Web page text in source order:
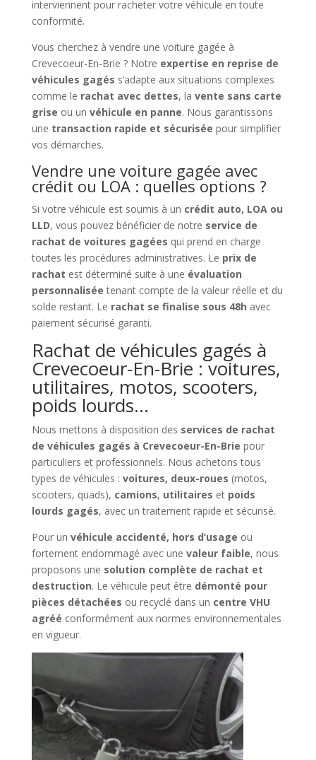
interviennent pour racheter votre véhicule en toute
conformité.
Vous cherchez à vendre une voiture gagée à
Crevecoeur-En-Brie ? Notre expertise en reprise de
véhicules gagés s’adapte aux situations complexes
comme le rachat avec dettes, la vente sans carte
grise ou un véhicule en panne. Nous garantissons
une transaction rapide et sécurisée pour simplifier
vos démarches.
Vendre une voiture gagée avec
crédit ou LOA : quelles options ?
Si votre véhicule est soumis à un crédit auto, LOA ou
LLD, vous pouvez bénéficier de notre service de
rachat de voitures gagées qui prend en charge
toutes les procédures administratives. Le prix de
rachat est déterminé suite à une évaluation
personnalisée tenant compte de la valeur réelle et du
solde restant. Le rachat se finalise sous 48h avec
paiement sécurisé garanti.
Rachat de véhicules gagés à
Crevecoeur-En-Brie : voitures,
utilitaires, motos, scooters,
poids lourds…
Nous mettons à disposition des services de rachat
de véhicules gagés à Crevecoeur-En-Brie pour
particuliers et professionnels. Nous achetons tous
types de véhicules : voitures, deux-roues (motos,
scooters, quads), camions, utilitaires et poids
lourds gagés, avec un traitement rapide et sécurisé.
Pour un véhicule accidenté, hors d’usage ou
fortement endommagé avec une valeur faible, nous
proposons une solution complète de rachat et
destruction. Le véhicule peut être démonté pour
pièces détachées ou recyclé dans un centre VHU
agréé conformément aux normes environnementales
en vigueur.